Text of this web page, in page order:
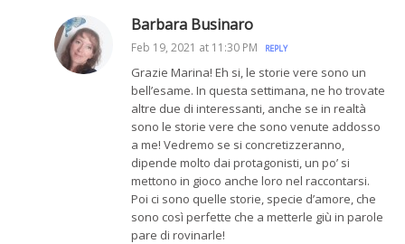
Barbara Businaro
Feb 19, 2021 at 11:30 PM REPLY
Grazie Marina! Eh si, le storie vere sono un
bell’esame. In questa settimana, ne ho trovate
altre due di interessanti, anche se in realtà
sono le storie vere che sono venute addosso
a me! Vedremo se si concretizzeranno,
dipende molto dai protagonisti, un po’ si
mettono in gioco anche loro nel raccontarsi.
Poi ci sono quelle storie, specie d’amore, che
sono così perfette che a metterle giù in parole
pare di rovinarle!